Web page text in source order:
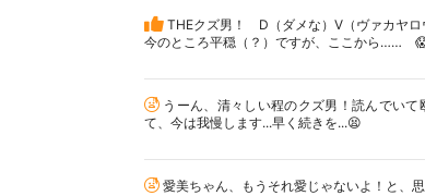
THEクズ男！ D（ダメな）V（ヴァカヤロ
今のところ平穏（？）ですが、ここから……
うーん、清々しい程のクズ男！読んでい
て、今は我慢します...早く続きを...😫
愛美ちゃん、もうそれ愛じゃないよ！と、